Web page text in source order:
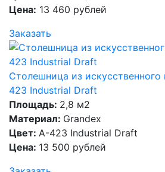
Цена: 13 460 рублей
Заказать
Столешница из
423 Industrial Draft
Площадь: 2,8 м2
Материал: Grandex
Цвет: A-423 Industrial Draft
Цена: 13 500 рублей